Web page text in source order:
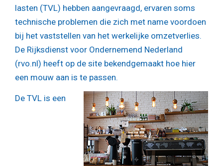
lasten (TVL) hebben aangevraagd, ervaren soms
technische problemen die zich met name voordoen
bij het vaststellen van het werkelijke omzetverlies.
De Rijksdienst voor Ondernemend Nederland
(rvo.nl) heeft op de site bekendgemaakt hoe hier
een mouw aan is te passen.
De TVL is een